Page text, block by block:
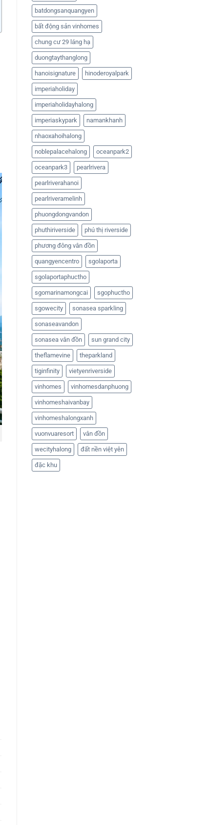
batdongsanquangyen
bất động sản vinhomes
chung cư 29 láng hạ
duongtaythanglong
hanoisignature hinoderoyalpark
imperiaholiday
imperiaholidayhalong
imperiaskypark namankhanh
nhaoxahoihalong
noblepalacehalong oceanpark2
oceanpark3 pearlrivera
pearlriverahanoi
pearlriveramelinh
phuongdongvandon
phuthiriverside phú thị riverside
phương đông vân đồn
quangyencentro sgolaporta
sgolaportaphuctho
sgomarinamongcai sgophuctho
sgowecity sonasea sparkling
sonaseavandon
sonasea vân đồn sun grand city
theflamevine theparkland
tiginfinity vietyenriverside
vinhomes vinhomesdanphuong
vinhomeshaivanbay
vinhomeshalongxanh
vuonvuaresort vân đồn
wecityhalong đất nền việt yên
đặc khu